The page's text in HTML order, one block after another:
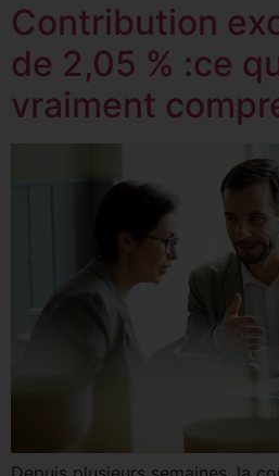
Contribution
de 2,05 % :ce
vraiment